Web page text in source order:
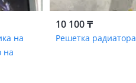
на
на
10 100 ₸
Решетка радиатора